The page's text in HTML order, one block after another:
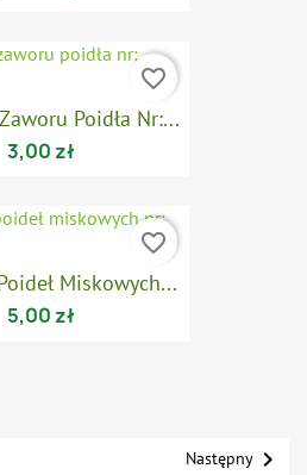
Poidła Nr:...
3,00 zł
favorite_border
Miskowych...
5,00 zł
favorite_border
Następny 